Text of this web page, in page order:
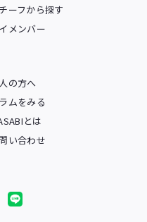
ーフから探す
メンバー
の方へ
ムをみる
とは
い合わせ